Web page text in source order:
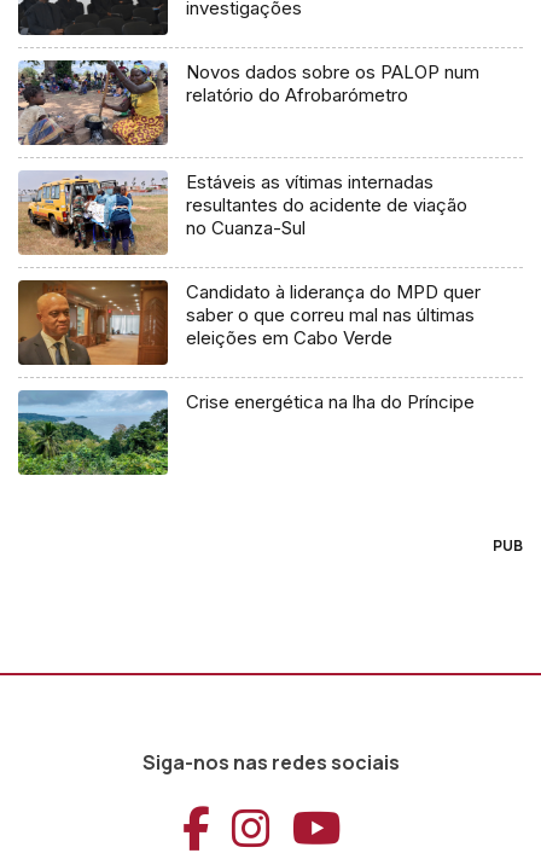
investigações
Novos dados sobre os PALOP num
relatório do Afrobarómetro
Estáveis as vítimas internadas
resultantes do acidente de viação
no Cuanza-Sul
Candidato à liderança do MPD quer
saber o que correu mal nas últimas
eleições em Cabo Verde
Crise energética na lha do Príncipe
PUB
Siga-nos nas redes sociais
Aceder ao
Aceder ao
Aceder